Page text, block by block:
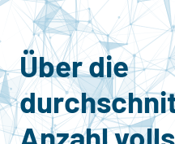
Über die
Anzahl